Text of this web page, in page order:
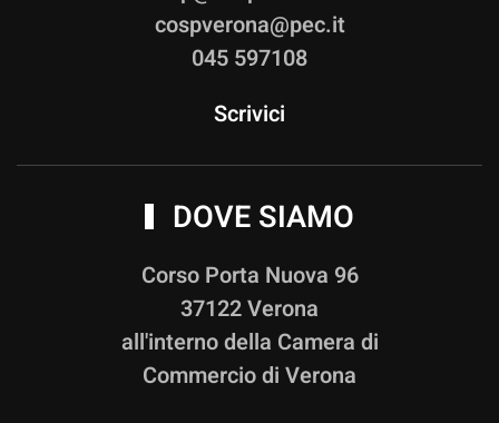
cospverona@pec.it
045 597108
Scrivici
DOVE SIAMO
Corso Porta Nuova 96
37122 Verona
all'interno della Camera di
Commercio di Verona